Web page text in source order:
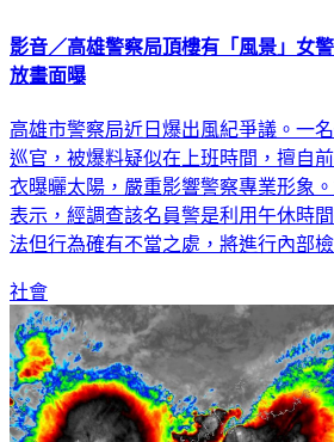
影音／高雄警察局頂樓有「風景」女
放畫面曝
高雄市警察局近日爆出風紀爭議。一
巡官，被爆料疑似在上班時間，擅自
衣曝曬太陽，嚴重影響警察專業形象
表示，經調查該名員警是利用午休時
法但行為確有不當之處，將進行內部檢
社會